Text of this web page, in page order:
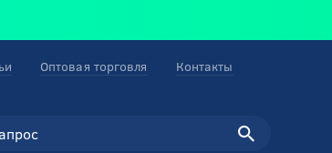
Оптовая торговля Контакты